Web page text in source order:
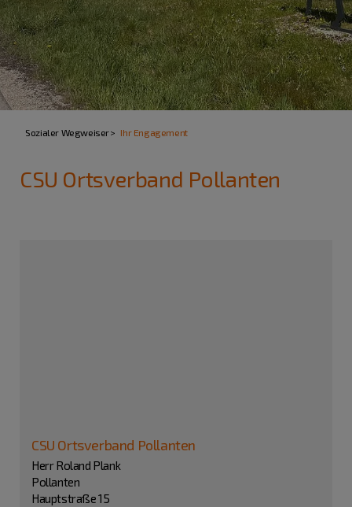
Sozialer Wegweiser Ihr Engagement
CSU Ortsverband Pollanten
CSU Ortsverband Pollanten
Herr Roland Plank
Pollanten
Hauptstraße 15